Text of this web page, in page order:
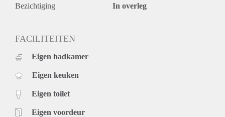
€1.500,- exclusief g/w/e, kabel tv en internet. Inclusief
De genoemde huurprijs is gebaseerd op een huurperiode van
tot een verhoging van de huurprijs.
ons opnemen of uzelf inschrijven op onze website.
Bezichtiging In overleg
FACILITEITEN
Eigen badkamer
Eigen keuken
Eigen toilet
Eigen voordeur